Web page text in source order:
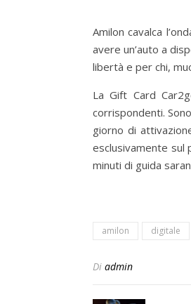
Amilon cavalca
avere un’auto a
libertà e per chi,
La Gift Card
corrispondenti.
giorno di
esclusivamente sul
minuti di guida
amilon digitale
Di admin